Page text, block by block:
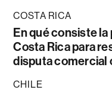
COSTA RICA
En qué consiste
Costa Rica para
disputa comercial
CHILE